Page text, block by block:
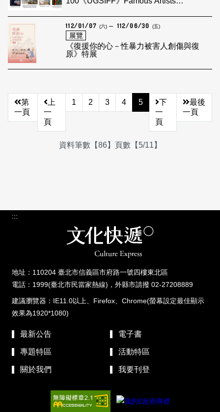
112/01/07 (六) 112/06/30 (五)
展覽
《復援你的心－性暴力被害人創傷與復
原》特展
第
一頁
上
一
頁
1 2 3 4 5
下
一
頁
最後
一頁
資料筆數【86】頁數【5/11】
:::
地址：110204 臺北市信義區市府路一號四樓東北區
電話：1999(臺北市民當家熱線)，外縣市請撥 02-27208889
建議瀏覽器：IE11.0以上、Firefox、Chrome(螢幕設定最佳顯示
效果為1920*1080)
最新公告 電子書
專題特區 活動特區
關於我們 我要刊登